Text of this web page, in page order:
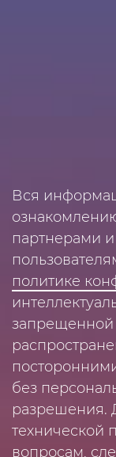
Вся
партнерами
политике
запрещенной
без
разрешения.
вопросам,